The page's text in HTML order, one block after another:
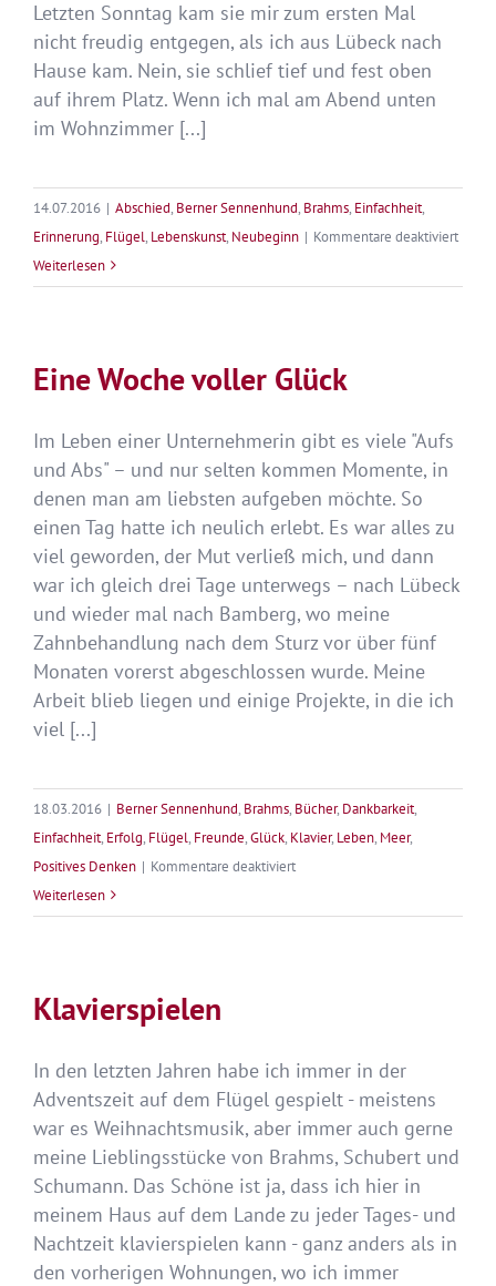
Letzten Sonntag kam sie mir zum ersten Mal
nicht freudig entgegen, als ich aus Lübeck nach
Hause kam. Nein, sie schlief tief und fest oben
auf ihrem Platz. Wenn ich mal am Abend unten
im Wohnzimmer [...]
14.07.2016 | Abschied, Berner Sennenhund, Brahms, Einfachheit,
Erinnerung, Flügel, Lebenskunst, Neubeginn | Kommentare deaktiviertfür
Sessel
Weiterlesen
Eine Woche voller Glück
Im Leben einer Unternehmerin gibt es viele "Aufs
und Abs" – und nur selten kommen Momente, in
denen man am liebsten aufgeben möchte. So
einen Tag hatte ich neulich erlebt. Es war alles zu
viel geworden, der Mut verließ mich, und dann
war ich gleich drei Tage unterwegs – nach Lübeck
und wieder mal nach Bamberg, wo meine
Zahnbehandlung nach dem Sturz vor über fünf
Monaten vorerst abgeschlossen wurde. Meine
Arbeit blieb liegen und einige Projekte, in die ich
viel [...]
18.03.2016 | Berner Sennenhund, Brahms, Bücher, Dankbarkeit,
Einfachheit, Erfolg, Flügel, Freunde,Glück, Klavier, Leben, Meer,
Positives Denken | Kommentare deaktiviertfür
Woche
Weiterlesen
Klavierspielen
In den letzten Jahren habe ich immer in der
Adventszeit auf dem Flügel gespielt - meistens
war es Weihnachtsmusik, aber immer auch gerne
meine Lieblingsstücke von Brahms, Schubert und
Schumann. Das Schöne ist ja, dass ich hier in
meinem Haus auf dem Lande zu jeder Tages- und
Nachtzeit klavierspielen kann - ganz anders als in
den vorherigen Wohnungen, wo ich immer